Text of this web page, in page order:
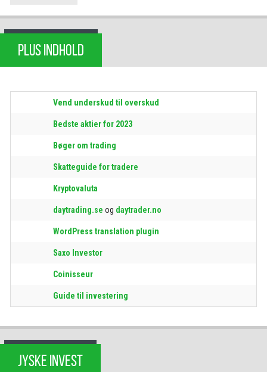
PLUS INDHOLD
Vend underskud til overskud
Bedste aktier for 2023
Bøger om trading
Skatteguide for tradere
Kryptovaluta
daytrading.se og daytrader.no
WordPress translation plugin
Saxo Investor
Coinisseur
Guide til investering
JYSKE INVEST